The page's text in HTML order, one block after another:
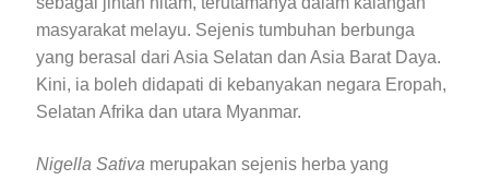
masyarakat melayu. Sejenis tumbuhan berbunga
yang berasal dari Asia Selatan dan Asia Barat Daya.
Kini, ia boleh didapati di kebanyakan negara Eropah,
Selatan Afrika dan utara Myanmar.
Nigella Sativa merupakan sejenis herba yang